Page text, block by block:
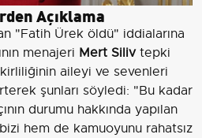
Açıklama
"Fatih Ürek öldü" iddialarına
menajeri Mert Silivtepki
aileyi ve sevenleri
şunları söyledi: "Bu kadar
durumu hakkında yapılan
hem de kamuoyunu rahatsız